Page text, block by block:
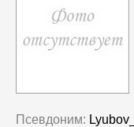
Псевдоним: